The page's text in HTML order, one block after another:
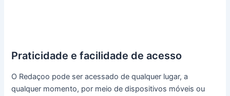
Praticidade e facilidade de acesso
O Redaçoo pode ser acessado de qualquer lugar, a
qualquer momento, por meio de dispositivos móveis ou